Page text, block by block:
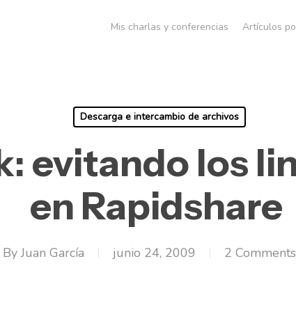
Mis charlas y conferencias Artículos
Descarga e intercambio de archivos
evitando los
en Rapidshare
By Juan García junio 24, 2009 2 Comments